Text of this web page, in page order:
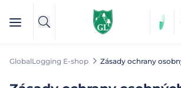
GlobalLogging E-shop Zásady ochrany